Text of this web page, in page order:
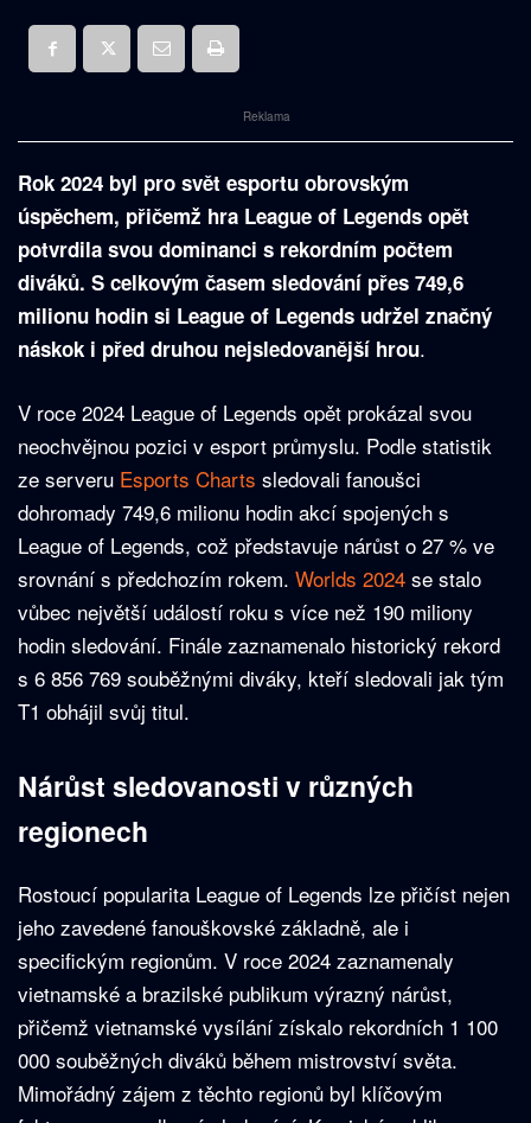
Reklama
Rok 2024 byl pro svět esportu obrovským
úspěchem, přičemž hra League of Legends opět
potvrdila svou dominanci s rekordním počtem
diváků. S celkovým časem sledování přes 749,6
milionu hodin si League of Legends udržel značný
náskok i před druhou nejsledovanější hrou.
V roce 2024 League of Legends opět prokázal svou
neochvějnou pozici v esport průmyslu. Podle statistik
ze serveru Esports Charts sledovali fanoušci
dohromady 749,6 milionu hodin akcí spojených s
League of Legends, což představuje nárůst o 27 % ve
srovnání s předchozím rokem. Worlds 2024 se stalo
vůbec největší událostí roku s více než 190 miliony
hodin sledování. Finále zaznamenalo historický rekord
s 6 856 769 souběžnými diváky, kteří sledovali jak tým
T1 obhájil svůj titul.
Nárůst sledovanosti v různých
regionech
Rostoucí popularita League of Legends lze přičíst nejen
jeho zavedené fanouškovské základně, ale i
specifickým regionům. V roce 2024 zaznamenaly
vietnamské a brazilské publikum výrazný nárůst,
přičemž vietnamské vysílání získalo rekordních 1 100
000 souběžných diváků během mistrovství světa.
Mimořádný zájem z těchto regionů byl klíčovým